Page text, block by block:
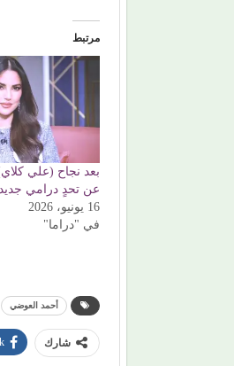
مرتبط
بعد نجاح (علي
عن تحدٍ درامي جديد
16 يونيو، 2026
في "دراما"
أحمد العوضي
شارك